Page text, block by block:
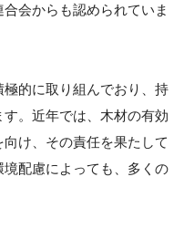
会からも認められていま
的に取り組んでおり、持
。近年では、木材の有効
け、その責任を果たして
配慮によっても、多くの